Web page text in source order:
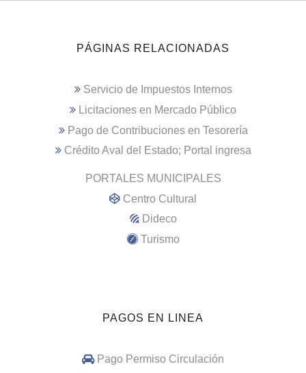
PÁGINAS RELACIONADAS
Servicio de Impuestos Internos
Licitaciones en Mercado Público
Pago de Contribuciones en Tesorería
Crédito Aval del Estado; Portal ingresa
PORTALES MUNICIPALES
Centro Cultural
Dideco
Turismo
PAGOS EN LINEA
Pago Permiso Circulación